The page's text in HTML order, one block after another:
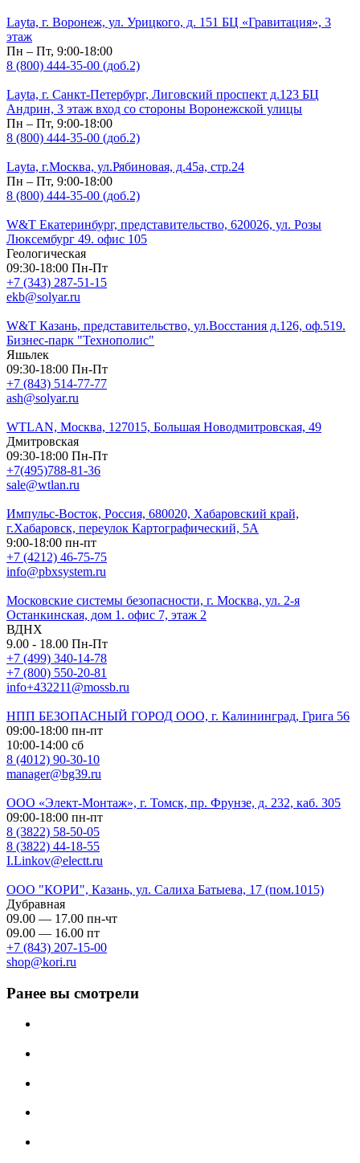
Layta, г. Воронеж, ул. Урицкого, д. 151 БЦ «Гравитация», 3
этаж
Пн – Пт, 9:00-18:00
8 (800) 444-35-00 (доб.2)
Layta, г. Санкт-Петербург, Лиговский проспект д.123 БЦ
Андрин, 3 этаж вход со стороны Воронежской улицы
Пн – Пт, 9:00-18:00
8 (800) 444-35-00 (доб.2)
Layta, г.Москва, ул.Рябиновая, д.45а, стр.24
Пн – Пт, 9:00-18:00
8 (800) 444-35-00 (доб.2)
W&T Екатеринбург, представительство, 620026, ул. Розы
Люксембург 49. офис 105
Геологическая
09:30-18:00 Пн-Пт
+7 (343) 287-51-15
ekb@solyar.ru
W&T Казань, представительство, ул.Восстания д.126, оф.519.
Бизнес-парк "Технополис"
Яшьлек
09:30-18:00 Пн-Пт
+7 (843) 514-77-77
ash@solyar.ru
WTLAN, Москва, 127015, Большая Новодмитровская, 49
Дмитровская
09:30-18:00 Пн-Пт
+7(495)788-81-36
sale@wtlan.ru
Импульс-Восток, Россия, 680020, Хабаровский край,
г.Хабаровск, переулок Картографический, 5А
9:00-18:00 пн-пт
+7 (4212) 46-75-75
info@pbxsystem.ru
Московские системы безопасности, г. Москва, ул. 2-я
Останкинская, дом 1. офис 7, этаж 2
ВДНХ
9.00 - 18.00 Пн-Пт
+7 (499) 340-14-78
+7 (800) 550-20-81
info+432211@mossb.ru
НПП БЕЗОПАСНЫЙ ГОРОД ООО, г. Калининград, Грига 56
09:00-18:00 пн-пт
10:00-14:00 сб
8 (4012) 90-30-10
manager@bg39.ru
ООО «Элект-Монтаж», г. Томск, пр. Фрунзе, д. 232, каб. 305
09:00-18:00 пн-пт
8 (3822) 58-50-05
8 (3822) 44-18-55
I.Linkov@electt.ru
ООО "КОРИ", Казань, ул. Салиха Батыева, 17 (пом.1015)
Дубравная
09.00 — 17.00 пн-чт
09.00 — 16.00 пт
+7 (843) 207-15-00
shop@kori.ru
Ранее вы смотрели